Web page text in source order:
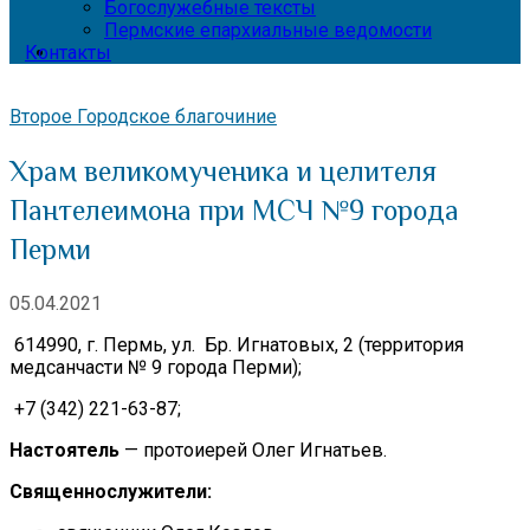
Богослужебные тексты
Пермские епархиальные ведомости
Контакты
Второе Городское благочиние
Храм великомученика и целителя
Пантелеимона при МСЧ №9 города
Перми
05.04.2021
614990, г. Пермь, ул. Бр. Игнатовых, 2 (территория
медсанчасти № 9 города Перми);
+7 (342) 221-63-87;
Настоятель — протоиерей Олег Игнатьев.
Священнослужители: